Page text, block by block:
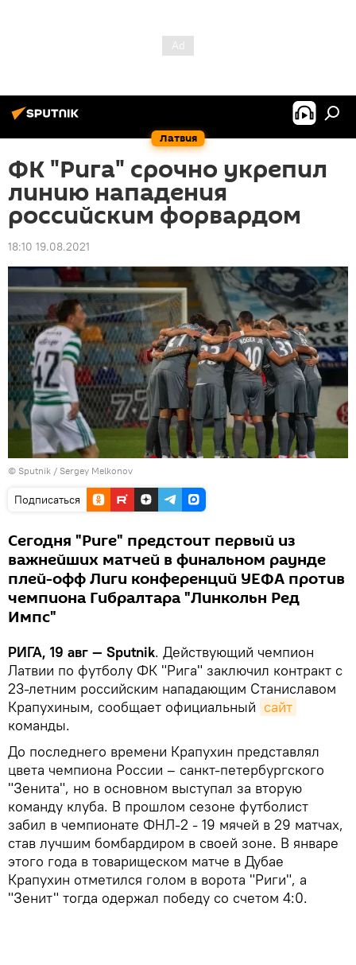
Латвия
ФК "Рига" срочно укрепил
линию нападения
российским форвардом
18:10 19.08.2021
© Sputnik / Sergey Melkonov
Подписаться
Сегодня "Риге" предстоит первый из
важнейших матчей в финальном раунде
плей-офф Лиги конференций УЕФА против
чемпиона Гибралтара "Линкольн Ред
Импс"
РИГА, 19 авг — Sputnik. Действующий чемпион
Латвии по футболу ФК "Рига" заключил контракт с
23-летним российским нападающим Станиславом
Крапухиным, сообщает официальный сайт
команды.
До последнего времени Крапухин представлял
цвета чемпиона России – санкт-петербургского
"Зенита", но в основном выступал за вторую
команду клуба. В прошлом сезоне футболист
забил в чемпионате ФНЛ-2 - 19 мячей в 29 матчах,
став лучшим бомбардиром в своей зоне. В январе
этого года в товарищеском матче в Дубае
Крапухин отметился голом в ворота "Риги", а
"Зенит" тогда одержал победу со счетом 4:0.